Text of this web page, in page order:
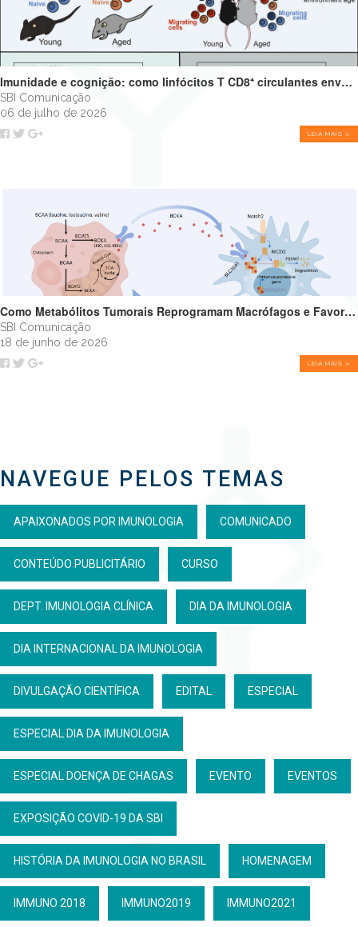
Imunidade e cognição: como linfócitos T CD8⁺ circulantes envelhecidos podem impulsionar o declínio cognitivo
SBI Comunicação
06 de julho de 2026
LEIA MAIS >
Como Metabólitos Tumorais Reprogramam Macrófagos e Favorecem o Crescimento Tumoral
SBI Comunicação
18 de junho de 2026
LEIA MAIS >
NAVEGUE PELOS TEMAS
APAIXONADOS POR IMUNOLOGIA COMUNICADO
CONTEÚDO PUBLICITÁRIO CURSO
DEPT. IMUNOLOGIA CLÍNICA DIA DA IMUNOLOGIA
DIA INTERNACIONAL DA IMUNOLOGIA
DIVULGAÇÃO CIENTÍFICA EDITAL ESPECIAL
ESPECIAL DIA DA IMUNOLOGIA
ESPECIAL DOENÇA DE CHAGAS EVENTO EVENTOS
EXPOSIÇÃO COVID-19 DA SBI
HISTÓRIA DA IMUNOLOGIA NO BRASIL HOMENAGEM
IMMUNO 2018 IMMUNO2019 IMMUNO2021